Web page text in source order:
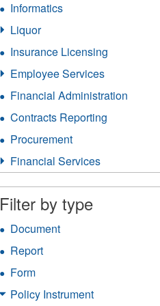
filter
Informatics
LiquorApply
filter
Insurance Licensing
filter
Employee Services
Services
filter
Financial Administration
Contracts Reporting
Procurement
filter
Financial Services
Financial
Services
Filter by type
Document
Report
Form
filter
Policy Instrument